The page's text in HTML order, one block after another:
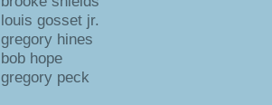
louis gosset jr.
gregory hines
bob hope
gregory peck